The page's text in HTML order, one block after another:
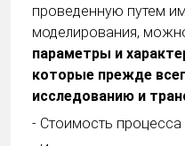
проведенную путем
моделирования,
параметры и
которые прежде
исследованию и
- Стоимость процесса